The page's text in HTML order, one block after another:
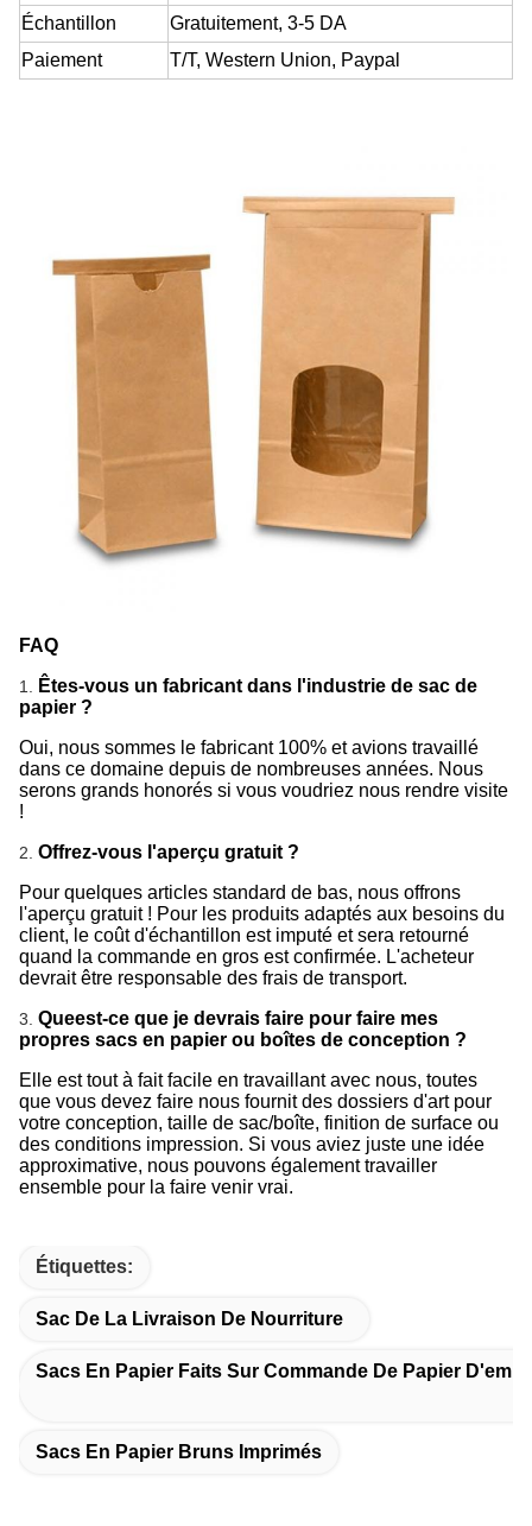
Échantillon
Gratuitement, 3-5 DA
Paiement
T/T, Western Union, Paypal
FAQ
1.
Êtes-vous un fabricant dans l'industrie de sac de
papier ?
Oui, nous sommes le fabricant 100% et avions travaillé
dans ce domaine depuis de nombreuses années. Nous
serons grands honorés si vous voudriez nous rendre visite
!
2. Offrez-vous l'aperçu gratuit ?
Pour quelques articles standard de bas, nous offrons
l'aperçu gratuit ! Pour les produits adaptés aux besoins du
client, le coût d'échantillon est imputé et sera retourné
quand la commande en gros est confirmée. L'acheteur
devrait être responsable des frais de transport.
3. Queest-ce que je devrais faire pour faire mes
propres sacs en papier ou boîtes de conception ?
Elle est tout à fait facile en travaillant avec nous, toutes
que vous devez faire nous fournit des dossiers d'art pour
votre conception, taille de sac/boîte, finition de surface ou
des conditions impression. Si vous aviez juste une idée
approximative, nous pouvons également travailler
ensemble pour la faire venir vrai.
Étiquettes:
Sac De La Livraison De Nourriture
Sacs En Papier Faits Sur Commande De Papier
Sacs En Papier Bruns Imprimés